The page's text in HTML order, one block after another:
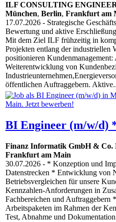
ILF CONSULTING
München, Berlin, Frankfurt am
17.07.2026 - Strategische
Bewertung und aktive
Mit dem Ziel ILF frühzeitig in
Projekten entlang der industriellen
positionieren
Weiterentwicklung von
öffentlichen Auftraggebern.
BI Engineer (m/w/d)
Finanz Informatik GmbH & Co.
Frankfurt am Main
30.07.2026 - * Konzeption und
Datenstrecken * Entwicklung von
Betriebsvergleichen für unsere
Kennzahlen-Anforderungen in
Fachbereichen und
Arbeitspaketen im Rahmen der
Test, Abnahme und Dokumentation